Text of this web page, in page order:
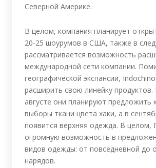
Северной Америке.
В целом, компания планирует
20-25 шоурумов в США, также в
рассматривается возможность
международной сети компании.
географической экспансии,
расширить свою линейку
августе они планируют предложить
выборы ткани цвета хаки, а в
появится верхняя одежда. В целом,
огромную возможность в
видов одежды: от повседневной до
нарядов.